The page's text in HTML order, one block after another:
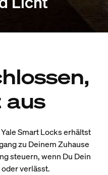
Smart Locks erhältst
zu Deinem Zuhause
steuern, wenn Du Dein
verlässt.